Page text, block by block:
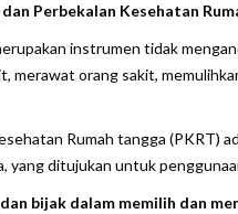
Perbekalan Kesehatan
instrumen tidak
merawat orang sakit,
Rumah tangga (PKRT)
yang ditujukan untuk
bijak dalam memilih dan